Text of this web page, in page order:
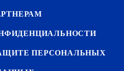
ПЕРСОНАЛЬНЫХ